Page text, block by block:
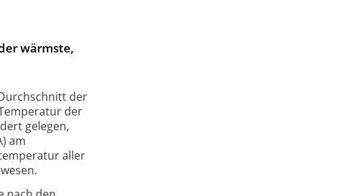
wärmste,
der
der
gelegen,
am
aller